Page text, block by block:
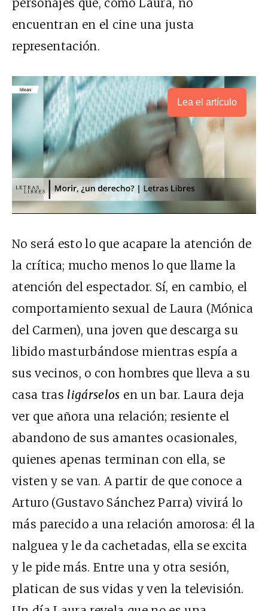
personajes que, como Laura, no
encuentran en el cine una justa
representación.
Lea el artículo
No será esto lo que acapare la atención de
la crítica; mucho menos lo que llame la
atención del espectador. Sí, en cambio, el
comportamiento sexual de Laura (Mónica
del Carmen), una joven que descarga su
libido masturbándose mientras espía a
sus vecinos, o con hombres que lleva a su
casa tras ligárselos en un bar. Laura deja
ver que añora una relación; resiente el
abandono de sus amantes ocasionales,
quienes apenas terminan con ella, se
visten y se van. A partir de que conoce a
Arturo (Gustavo Sánchez Parra) vivirá lo
más parecido a una relación amorosa: él la
nalguea y le da cachetadas, ella se excita
y le pide más. Entre una y otra sesión,
platican de sus vidas y ven la televisión.